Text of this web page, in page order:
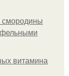
смородины
витамина